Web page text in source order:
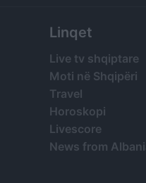
Linqet
Live tv shqiptare
Moti në Shqipëri
Travel
Horoskopi
Livescore
News from